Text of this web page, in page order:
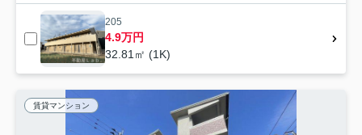
205
4.9万円
32.81㎡ (1K)
賃貸マンション